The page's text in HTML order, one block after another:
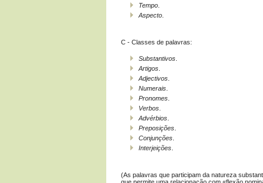
Tempo
Aspecto
C - Classes de palavras:
Substantivos
Artigos
Adjectivos
Numerais
Pronomes
Verbos
Advérbios
Preposições
Conjunções
Interjeições
(As palavras que participam da natureza